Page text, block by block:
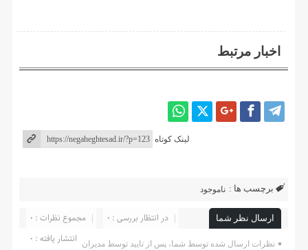
اخبار مرتبط
لینک کوتاه
برچسب ها : ناموجود
ارسال نظر شما مجموع نظرات : 0
در انتظار بررسی : 0
انتشار یافته : ۰
نظرات ارسال شده توسط شما، پس از تایید توسط مدیران